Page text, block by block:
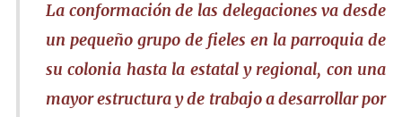
La conformación de las delegaciones va desde
un pequeño grupo de fieles en la parroquia de
su colonia hasta la estatal y regional, con una
mayor estructura y de trabajo a desarrollar por